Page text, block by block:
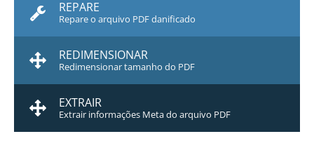
REPARE
Repare o arquivo PDF danificado
REDIMENSIONAR
Redimensionar tamanho do PDF
EXTRAIR
Extrair informações Meta do arquivo PDF